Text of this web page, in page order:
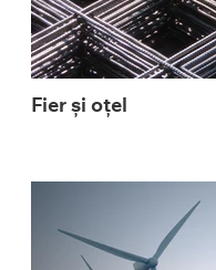
Fier și oțel